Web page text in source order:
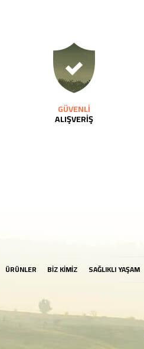
GÜVENLİ
ALIŞVERİŞ
ÜRÜNLER BİZ KİMİZ SAĞLIKLI YAŞAM